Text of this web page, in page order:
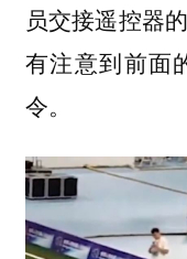
员交接遥控器
有注意到前面
令。